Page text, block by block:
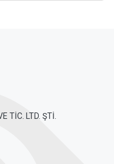
TİC. LTD. ŞTİ.